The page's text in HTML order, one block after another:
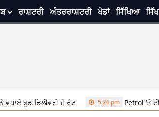
ਰਾਸ਼ਟਰੀ ਅੰਤਰਰਾਸ਼ਟਰੀ ਖੇਡਾਂ ਸਿੱਖਿਆ
ਦੇ ਰੇਟ 5:24 pm Petrol ‘ਤੇ ਈਰਾਨ-